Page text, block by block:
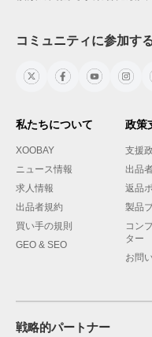
コミュニティに参加す
私たちについて
XOOBAY
ニュース情報
求人情報
出品者規約
買い手の規則
GEO & SEO
政策
支援
出品
返品
製品
コン
ター
お問
戦略的パートナー